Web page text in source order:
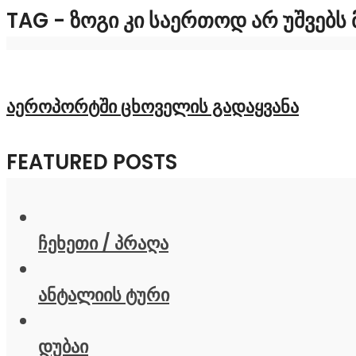
TAG - ᲖᲝᲒᲘ ᲙᲘ ᲡᲐᲔᲠᲗᲝᲓ ᲐᲠ
აეროპორტში ცხოველის გადაყვანა
FEATURED POSTS
ჩეხეთი / პრაღა
ანტალიის ტური
დუბაი